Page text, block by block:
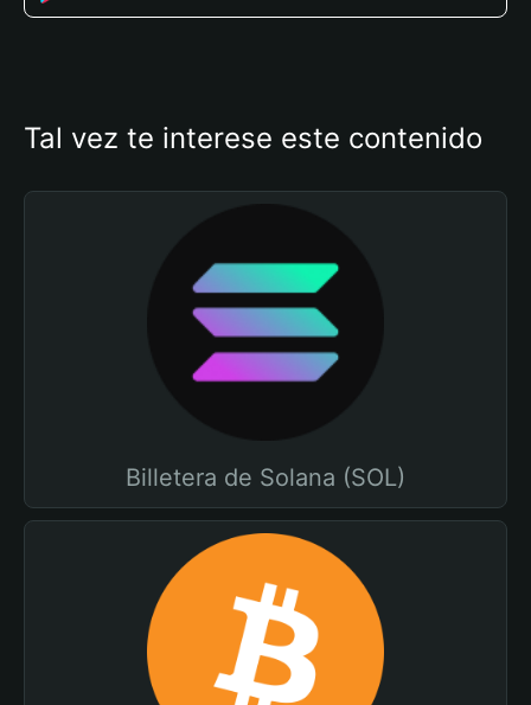
Tal vez te interese este contenido
Billetera de Solana (SOL)